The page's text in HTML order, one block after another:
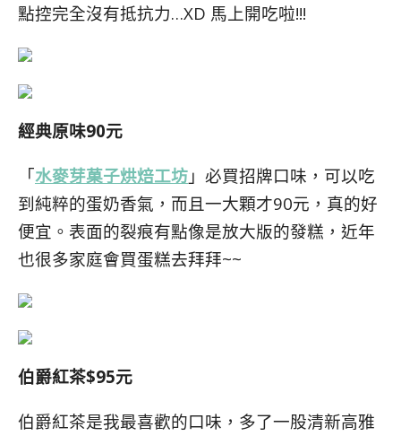
點控完全沒有抵抗力…XD 馬上開吃啦!!!
經典原味90元
「水麥芽菓子烘焙工坊 」必買招牌口味，可以吃
到純粹的蛋奶香氣，而且一大顆才90元，真的好
便宜。表面的裂痕有點像是放大版的發糕，近年
也很多家庭會買蛋糕去拜拜~~
伯爵紅茶$95元
伯爵紅茶是我最喜歡的口味，多了一股清新高雅